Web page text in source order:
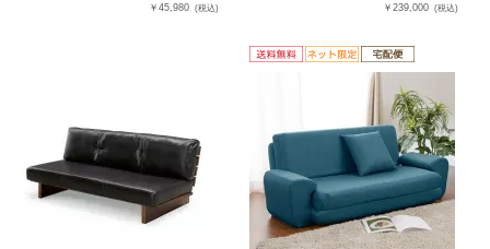
￥45,980 (税込) ￥239,000 (税込)